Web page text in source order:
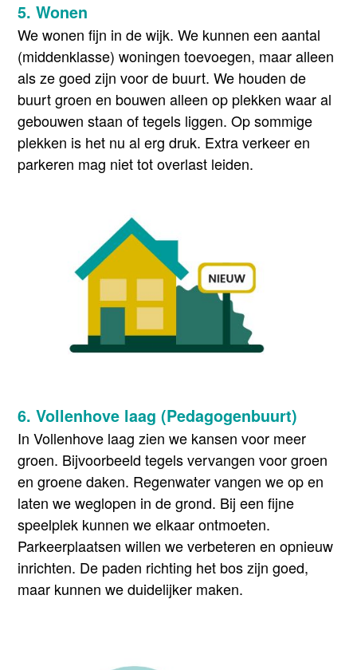
5. Wonen
We wonen fijn in de wijk. We kunnen een aantal
(middenklasse) woningen toevoegen, maar alleen
als ze goed zijn voor de buurt. We houden de
buurt groen en bouwen alleen op plekken waar al
gebouwen staan of tegels liggen. Op sommige
plekken is het nu al erg druk. Extra verkeer en
parkeren mag niet tot overlast leiden.
6. Vollenhove laag (Pedagogenbuurt)
In Vollenhove laag zien we kansen voor meer
groen. Bijvoorbeeld tegels vervangen voor groen
en groene daken. Regenwater vangen we op en
laten we weglopen in de grond. Bij een fijne
speelplek kunnen we elkaar ontmoeten.
Parkeerplaatsen willen we verbeteren en opnieuw
inrichten. De paden richting het bos zijn goed,
maar kunnen we duidelijker maken.